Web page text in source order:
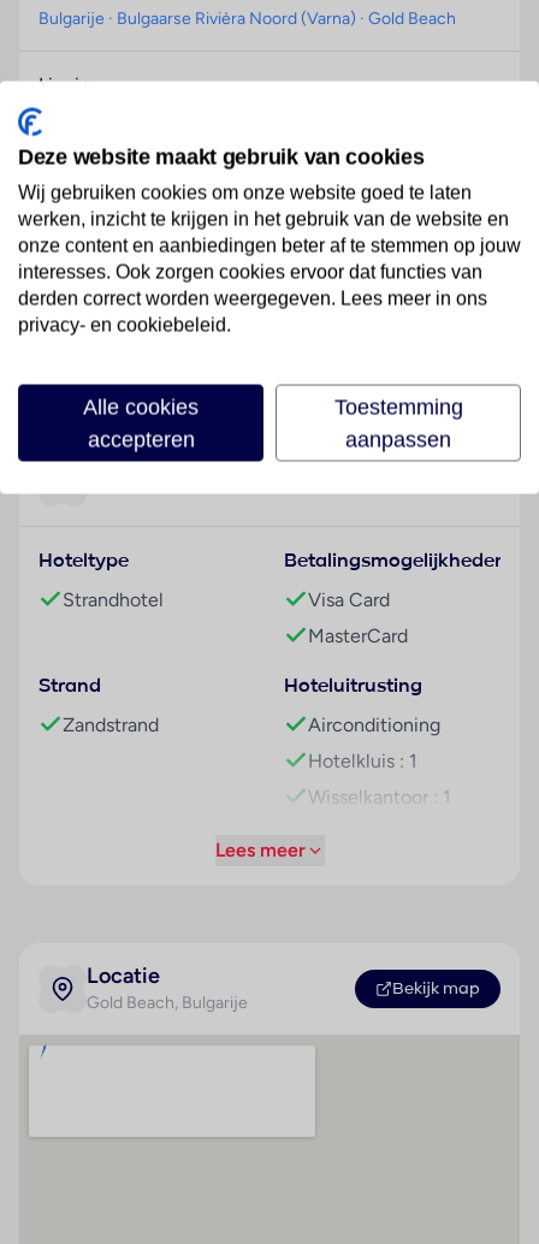
Bulgarije · Bulgaarse Rivièra Noord (Varna) · Gold Beach
Ligging
Dit hotel, perfect voor strandvakantiegangers, ligt in
Goudstrand, op ongeveer 350 m van het zandstrand.
Hotelfaciliteiten
Aan de receptie in de ontvangstruimte staat het
vriendelijke personeel de gasten met raad en daad bij.
Tot het serviceaanbod behoren een bagagedepot,
een kluis en een wisselkantoor. Via Wi-Fi hebben de
gasten toegang tot het internet. Voor filmliefhebbers
van het hotel bevinden zich een mooie tuin en een
fraaie speelplaats. Tot de overige voorzieningen van
het verblijf behoort een speelkamer. Wie met de auto
een medische dienst, een wasservice, een kapper,
een hotelarts en een eigen shuttlebus.
Airconditioning en een verwarming zorgen voor een
prettig luchtklimaat in de kamers. De gasten kunnen
vanaf het balkon of het terras van het uitzicht op zee
genieten. De met vloerbedekking uitgeruste kamers
beschikken over een tweepersoonsbed. Voor de
zijn een kluis en een bureau beschikbaar. Ook een
gasten een föhn. Het hotel beschikt over
gezinskamers en niet-rokerskamers.
Hoteltype
Strandhotel
Betalingsmogelijkheden
Visa Card
MasterCard
Strand
Zandstrand
Hoteluitrusting
Airconditioning
Hotelkluis : 1
Wisselkantoor : 1
Speelkamer : 1
Restaurant(s) : 1
Conferentiezaal : 1
Lees meer
Locatie
Gold Beach, Bulgarije
Bekijk map
Deze website maakt gebruik van cookies
Wij gebruiken cookies om onze website goed te laten
werken, inzicht te krijgen in het gebruik van de website en
onze content en aanbiedingen beter af te stemmen op jouw
interesses. Ook zorgen cookies ervoor dat functies van
derden correct worden weergegeven. Lees meer in ons
privacy- en cookiebeleid.
Alle cookies
accepteren
Toestemming
aanpassen